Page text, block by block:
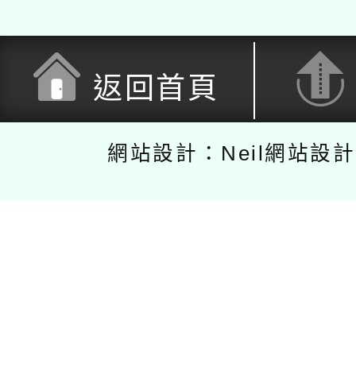
返回首頁
網站設計：Neil網站設